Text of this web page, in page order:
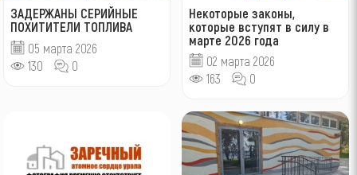
ЗАДЕРЖАНЫ СЕРИЙНЫЕ
ПОХИТИТЕЛИ ТОПЛИВА
05 марта 2026
130
0
Некоторые законы,
которые вступят в силу в
марте 2026 года
02 марта 2026
163
0